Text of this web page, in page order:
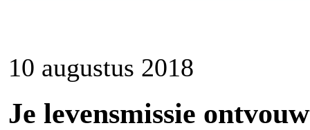
10 augustus 2018
Je levensmissie